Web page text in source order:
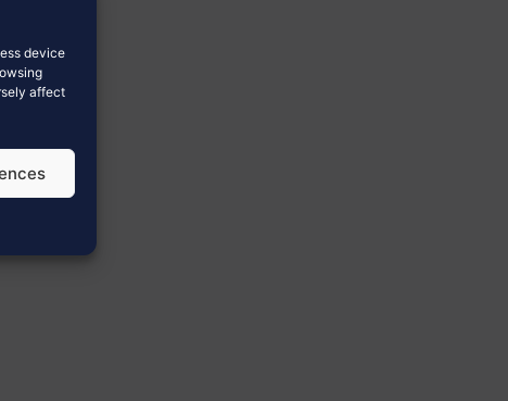
device
affect